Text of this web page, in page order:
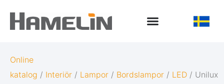
Online
katalog / Interiör / Lampor / Bordslampor / LED / Unilux